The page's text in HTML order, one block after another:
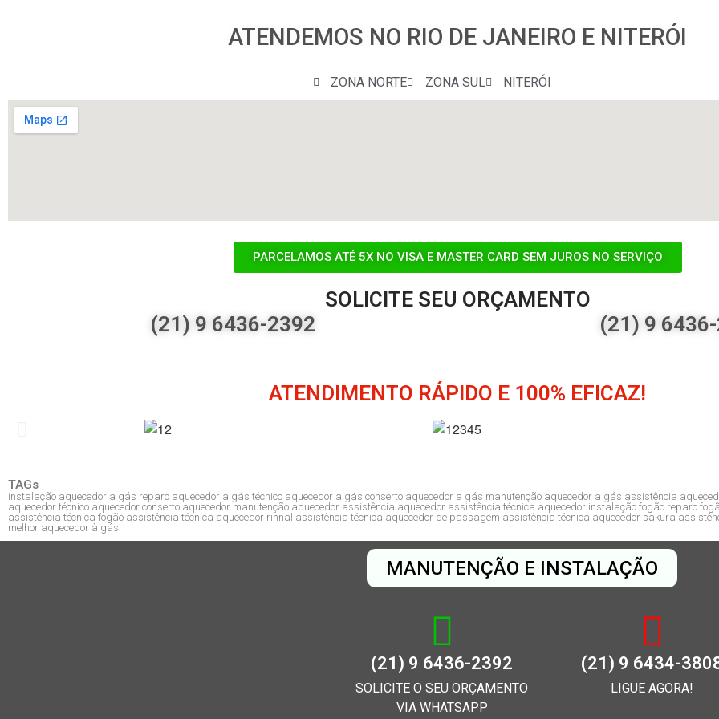
ATENDEMOS NO RIO DE JANEIRO E NITERÓI
ZONA NORTE ZONA SUL NITERÓI
PARCELAMOS ATÉ 5X NO VISA E MASTER CARD SEM JUROS NO SERVIÇO
SOLICITE SEU ORÇAMENTO
(21) 9 6436-2392
(21) 9
ATENDIMENTO RÁPIDO E 100% EFICAZ!
TAGs
instalação aquecedor a gás reparo aquecedor a gás técnico aquecedor a gás conserto aquecedor a gás manutenção aquecedor a gás assistência
aquecedor técnico aquecedor conserto aquecedor manutenção aquecedor assistência aquecedor assistência técnica aquecedor instalação fogão reparo
assistência técnica fogão assistência técnica aquecedor rinnal assistência técnica aquecedor de passagem assistência técnica aquecedor sakura
melhor aquecedor à gás
MANUTENÇÃO E INSTALAÇÃO
(21) 9 6436-2392
SOLICITE O SEU ORÇAMENTO
VIA WHATSAPP
(21) 9 6434-
LIGUE AGORA!